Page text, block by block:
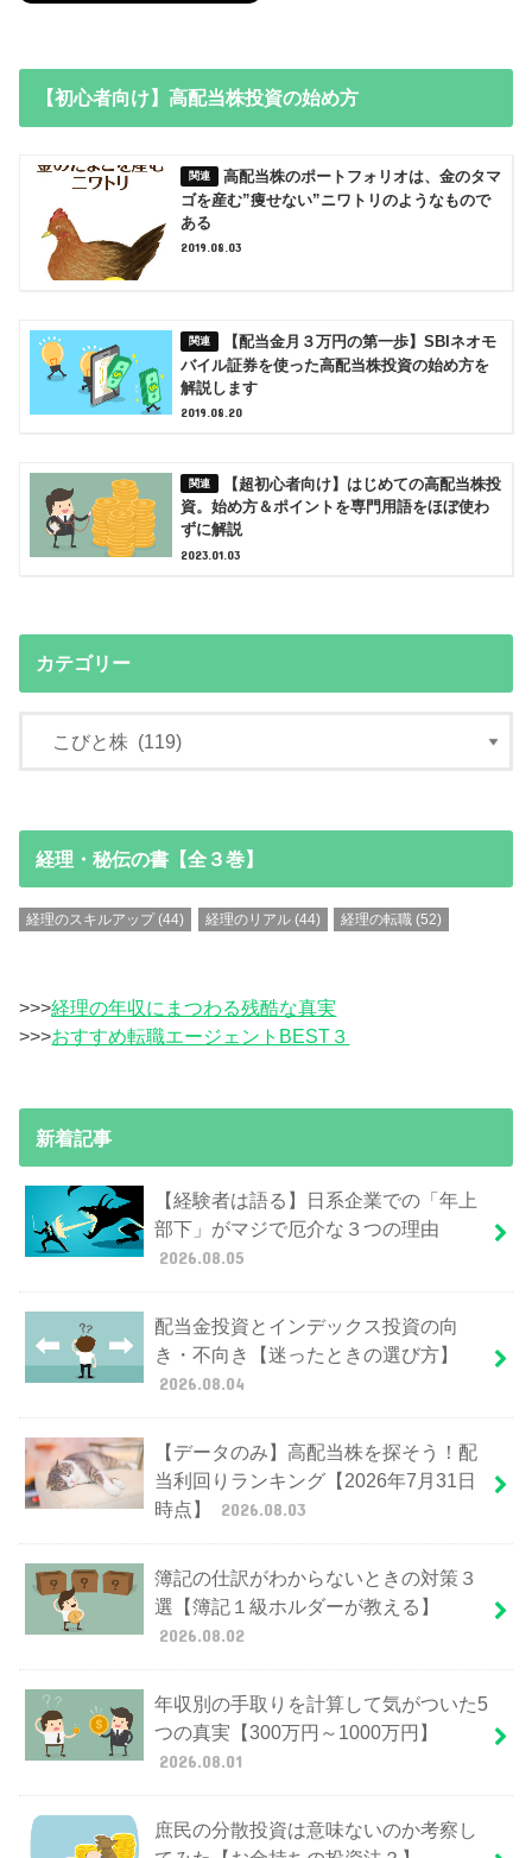
【初心者向け】高配当株投資の始め方
高配当株のポートフォリオは、金のタマ
ゴを産む”痩せない”ニワトリのようなもので
ある
2019.08.03
【配当金月３万円の第一歩】SBIネオモ
バイル証券を使った高配当株投資の始め方を
解説します
2019.08.20
【超初心者向け】はじめての高配当株投
資。始め方＆ポイントを専門用語をほぼ使わ
ずに解説
2023.01.03
カテゴリー
経理・秘伝の書【全３巻】
経理のスキルアップ (44) 経理のリアル(44) 経理の転職 (52)
>>>経理の年収にまつわる残酷な真実
>>>おすすめ転職エージェントBEST３
新着記事
【経験者は語る】日系企業での「年上
部下」がマジで厄介な３つの理由
2026.08.05
配当金投資とインデックス投資の向
き・不向き【迷ったときの選び方】
2026.08.04
【データのみ】高配当株を探そう！配
当利回りランキング【2026年7月31日
時点】
2026.08.03
簿記の仕訳がわからないときの対策３
選【簿記１級ホルダーが教える】
2026.08.02
年収別の手取りを計算して気がついた5
つの真実【300万円～1000万円】
2026.08.01
庶民の分散投資は意味ないのか考察し